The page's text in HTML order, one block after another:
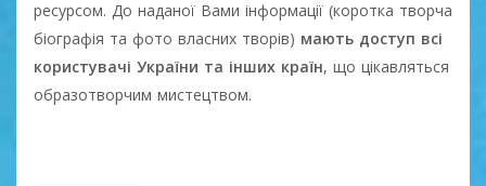
ресурсом. До наданої Вами інформації (коротка творча
біографія та фото власних творів) мають доступ всі
користувачі України та інших країн, що цікавляться
образотворчим мистецтвом.